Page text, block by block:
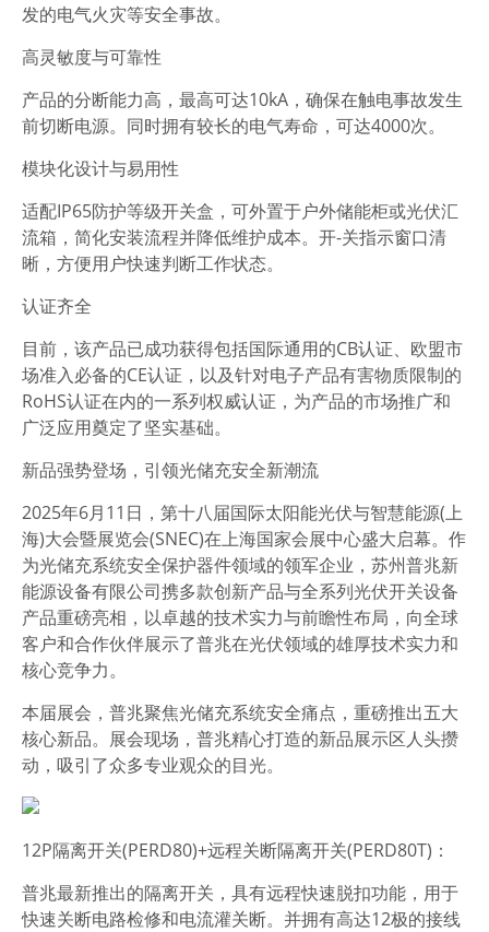
发的电气火灾等安全事故。
高灵敏度与可靠性
产品的分断能力高，最高可达10kA，确保在触电事故发生
前切断电源。同时拥有较长的电气寿命，可达4000次。
模块化设计与易用性
适配IP65防护等级开关盒，可外置于户外储能柜或光伏汇
流箱，简化安装流程并降低维护成本。开-关指示窗口清
晰，方便用户快速判断工作状态。
认证齐全
目前，该产品已成功获得包括国际通用的CB认证、欧盟市
场准入必备的CE认证，以及针对电子产品有害物质限制的
RoHS认证在内的一系列权威认证，为产品的市场推广和
广泛应用奠定了坚实基础。
新品强势登场，引领光储充安全新潮流
2025年6月11日，第十八届国际太阳能光伏与智慧能源(上
海)大会暨展览会(SNEC)在上海国家会展中心盛大启幕。作
为光储充系统安全保护器件领域的领军企业，苏州普兆新
能源设备有限公司携多款创新产品与全系列光伏开关设备
产品重磅亮相，以卓越的技术实力与前瞻性布局，向全球
客户和合作伙伴展示了普兆在光伏领域的雄厚技术实力和
核心竞争力。
本届展会，普兆聚焦光储充系统安全痛点，重磅推出五大
核心新品。展会现场，普兆精心打造的新品展示区人头攒
动，吸引了众多专业观众的目光。
12P隔离开关(PERD80)+远程关断隔离开关(PERD80T)：
普兆最新推出的隔离开关，具有远程快速脱扣功能，用于
快速关断电路检修和电流灌关断。并拥有高达12极的接线